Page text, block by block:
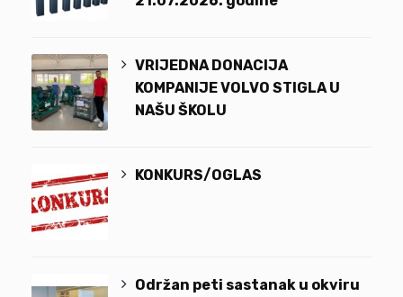
VRIJEDNA DONACIJA
KOMPANIJE VOLVO STIGLA U
NAŠU ŠKOLU
KONKURS/OGLAS
Održan peti sastanak u okviru